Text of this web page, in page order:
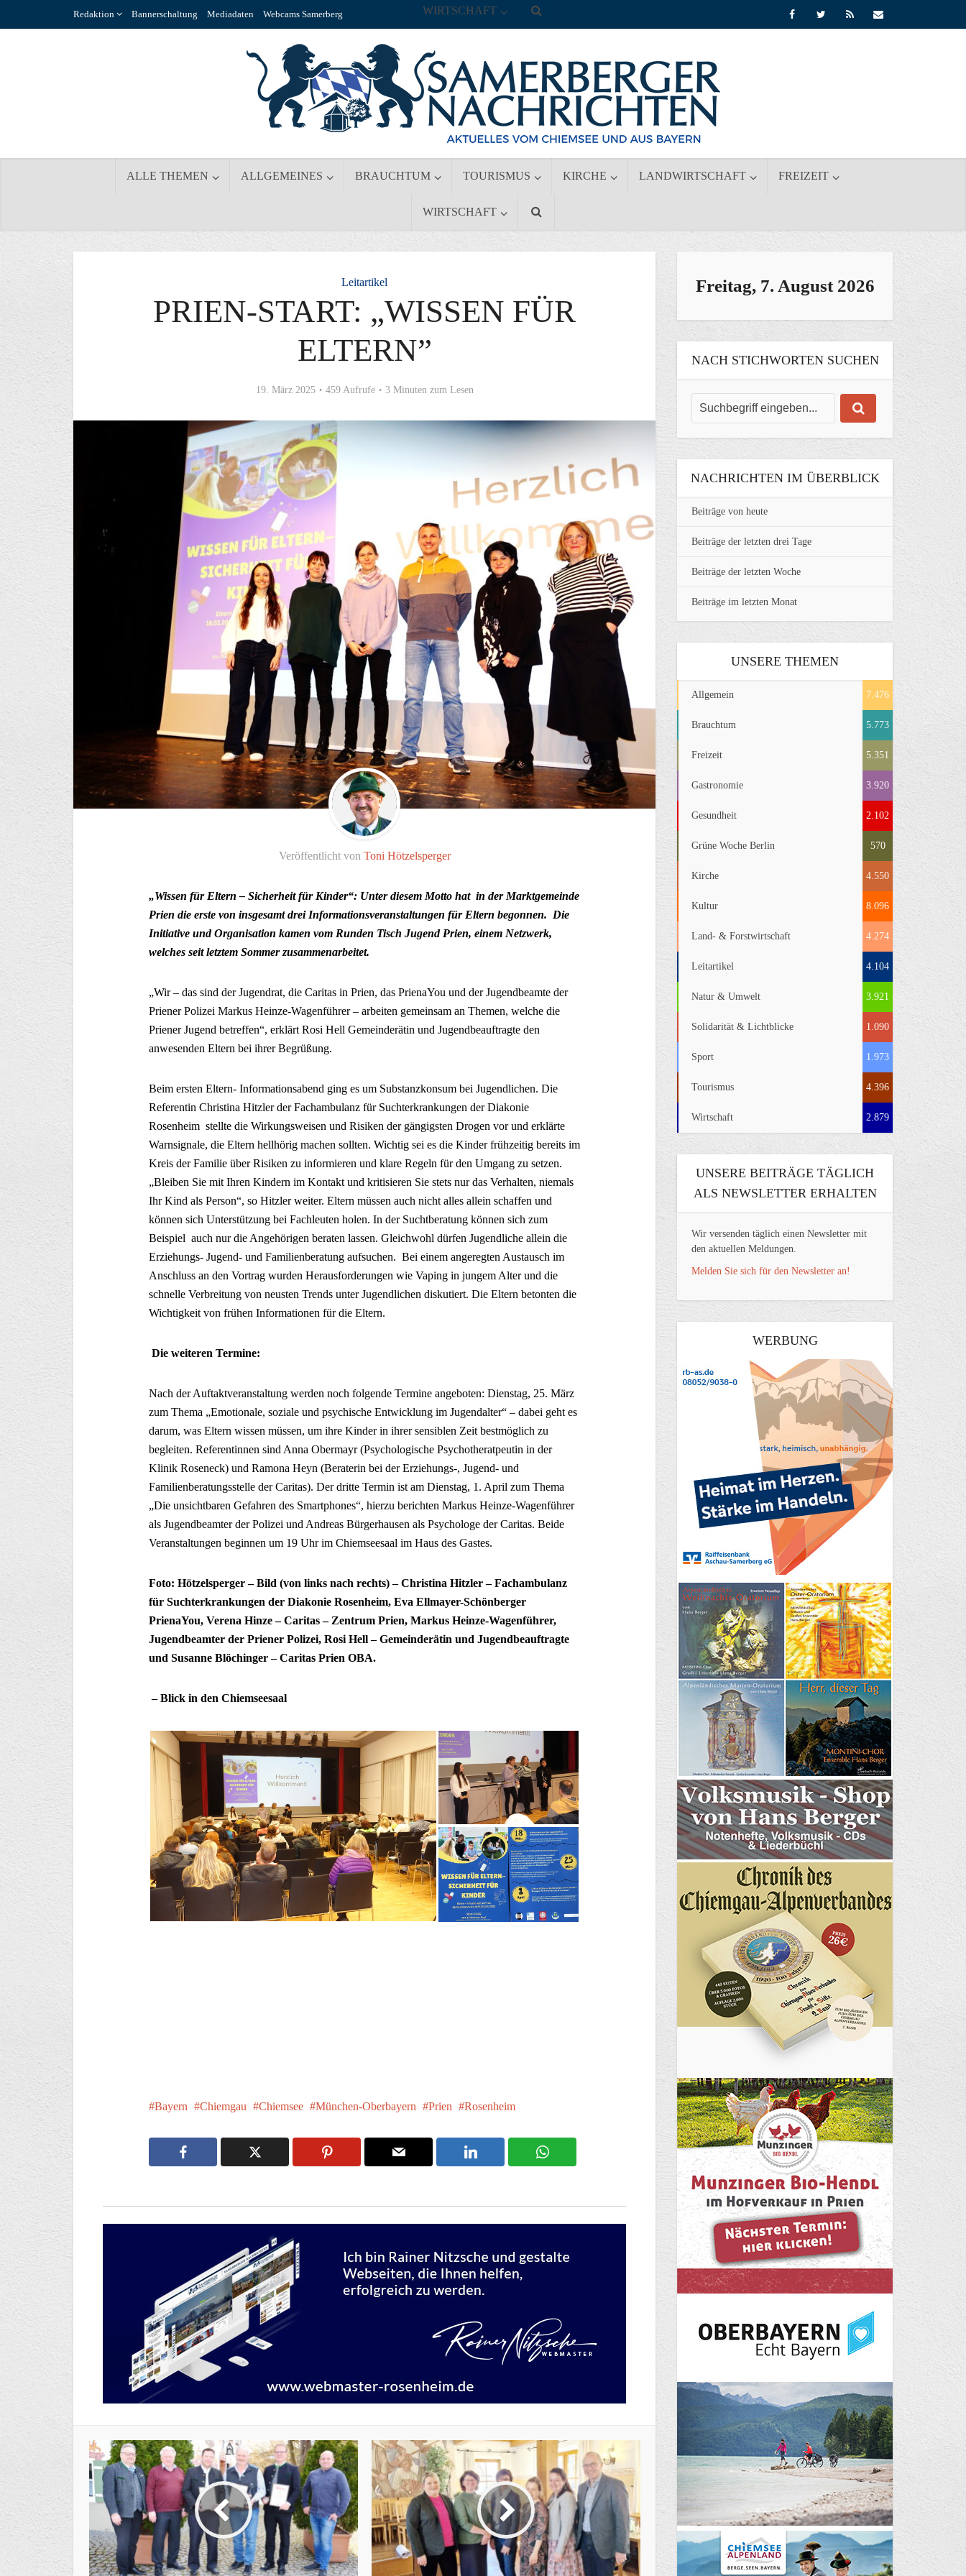
Redaktion Bannerschaltung Mediadaten Webcams Samerberg
ALLE THEMEN ALLGEMEINES BRAUCHTUM TOURISMUS KIRCHE LANDWIRTSCHAFT FREIZEIT
WIRTSCHAFT
WIRTSCHAFT
Leitartikel
PRIEN-START: „WISSEN FÜR
ELTERN”
19. März 2025 459 Aufrufe 3 Minuten zum Lesen
Veröffentlicht von Toni Hötzelsperger
„Wissen für Eltern – Sicherheit für Kinder“: Unter diesem Motto hat in der Marktgemeinde
Prien die erste von insgesamt drei Informationsveranstaltungen für Eltern begonnen. Die
Initiative und Organisation kamen vom Runden Tisch Jugend Prien, einem Netzwerk,
welches seit letztem Sommer zusammenarbeitet.
„Wir – das sind der Jugendrat, die Caritas in Prien, das PrienaYou und der Jugendbeamte der
Priener Polizei Markus Heinze-Wagenführer – arbeiten gemeinsam an Themen, welche die
Priener Jugend betreffen“, erklärt Rosi Hell Gemeinderätin und Jugendbeauftragte den
anwesenden Eltern bei ihrer Begrüßung.
Beim ersten Eltern- Informationsabend ging es um Substanzkonsum bei Jugendlichen. Die
Referentin Christina Hitzler der Fachambulanz für Suchterkrankungen der Diakonie
Rosenheim stellte die Wirkungsweisen und Risiken der gängigsten Drogen vor und erklärte
Warnsignale, die Eltern hellhörig machen sollten. Wichtig sei es die Kinder frühzeitig bereits im
Kreis der Familie über Risiken zu informieren und klare Regeln für den Umgang zu setzen.
„Bleiben Sie mit Ihren Kindern im Kontakt und kritisieren Sie stets nur das Verhalten, niemals
Ihr Kind als Person“, so Hitzler weiter. Eltern müssen auch nicht alles allein schaffen und
können sich Unterstützung bei Fachleuten holen. In der Suchtberatung können sich zum
Beispiel auch nur die Angehörigen beraten lassen. Gleichwohl dürfen Jugendliche allein die
Erziehungs- Jugend- und Familienberatung aufsuchen. Bei einem angeregten Austausch im
Anschluss an den Vortrag wurden Herausforderungen wie Vaping in jungem Alter und die
schnelle Verbreitung von neusten Trends unter Jugendlichen diskutiert. Die Eltern betonten die
Wichtigkeit von frühen Informationen für die Eltern.
Die weiteren Termine:
Nach der Auftaktveranstaltung werden noch folgende Termine angeboten: Dienstag, 25. März
zum Thema „Emotionale, soziale und psychische Entwicklung im Jugendalter“ – dabei geht es
darum, was Eltern wissen müssen, um ihre Kinder in ihrer sensiblen Zeit bestmöglich zu
begleiten. Referentinnen sind Anna Obermayr (Psychologische Psychotheratpeutin in der
Klinik Roseneck) und Ramona Heyn (Beraterin bei der Erziehungs-, Jugend- und
Familienberatungsstelle der Caritas). Der dritte Termin ist am Dienstag, 1. April zum Thema
„Die unsichtbaren Gefahren des Smartphones“, hierzu berichten Markus Heinze-Wagenführer
als Jugendbeamter der Polizei und Andreas Bürgerhausen als Psychologe der Caritas. Beide
Veranstaltungen beginnen um 19 Uhr im Chiemseesaal im Haus des Gastes.
Foto: Hötzelsperger – Bild (von links nach rechts) – Christina Hitzler – Fachambulanz
für Suchterkrankungen der Diakonie Rosenheim, Eva Ellmayer-Schönberger
PrienaYou, Verena Hinze – Caritas – Zentrum Prien, Markus Heinze-Wagenführer,
Jugendbeamter der Priener Polizei, Rosi Hell – Gemeinderätin und Jugendbeauftragte
und Susanne Blöchinger – Caritas Prien OBA.
–Blick in den Chiemseesaal
Bayern Chiemgau Chiemsee München-Oberbayern Prien Rosenheim
Freitag, 7. August 2026
NACH STICHWORTEN SUCHEN
NACHRICHTEN IM ÜBERBLICK
Beiträge von heute
Beiträge der letzten drei Tage
Beiträge der letzten Woche
Beiträge im letzten Monat
UNSERE THEMEN
Allgemein 7.476
Brauchtum 5.773
Freizeit 5.351
Gastronomie 3.920
Gesundheit 2.102
Grüne Woche Berlin 570
Kirche 4.550
Kultur 8.096
Land- & Forstwirtschaft 4.274
Leitartikel 4.104
Natur & Umwelt 3.921
Solidarität & Lichtblicke 1.090
Sport 1.973
Tourismus 4.396
Wirtschaft 2.879
UNSERE BEITRÄGE TÄGLICH
ALS NEWSLETTER ERHALTEN
Wir versenden täglich einen Newsletter mit
den aktuellen Meldungen.
Melden Sie sich für den Newsletter an!
WERBUNG